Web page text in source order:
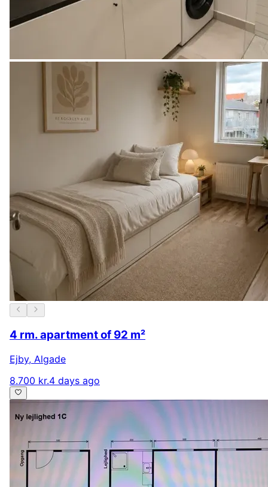
4 rm. apartment of 92 m²
Ejby, Algade
8.700 kr.4 days ago